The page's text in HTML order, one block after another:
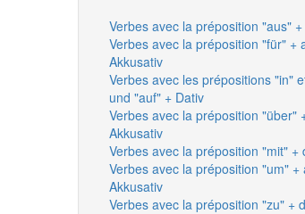
Verbes avec la préposition "aus"
Verbes avec la préposition "für" +
Akkusativ
Verbes avec les prépositions "in"
und "auf" + Dativ
Verbes avec la préposition "über"
Akkusativ
Verbes avec la préposition "mit"
Verbes avec la préposition "um"
Akkusativ
Verbes avec la préposition "zu" +